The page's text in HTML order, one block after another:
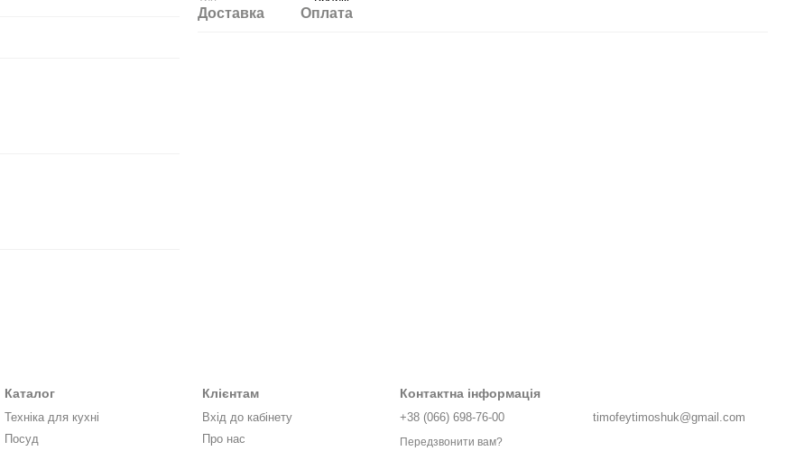
Доставка Оплата
Каталог
Техніка для кухні
Посуд
Клієнтам
Вхід до кабінету
Про нас
Контактна інформація
+38 (066) 698-76-00
Передзвонити вам?
timofeytimoshuk@gmail.com